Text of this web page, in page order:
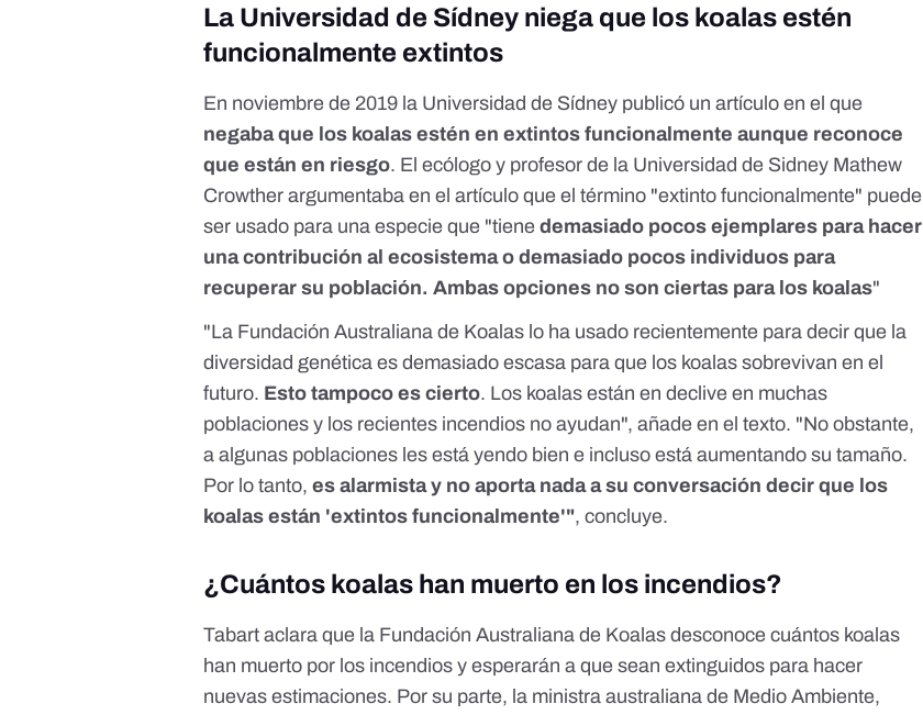
La Universidad de Sídney niega que los koalas estén
funcionalmente extintos
En noviembre de 2019 la Universidad de Sídney publicó un artículo en el que
negaba que los koalas estén en extintos funcionalmente aunque reconoce
que están en riesgo. El ecólogo y profesor de la Universidad de Sidney Mathew
Crowther argumentaba en el artículo que el término "extinto funcionalmente" puede
ser usado para una especie que "tienedemasiado pocos ejemplares para hacer
una contribución al ecosistema o demasiado pocos individuos para
recuperar su población. Ambas opciones no son ciertas para los koalas"
"La Fundación Australiana de Koalas lo ha usado recientemente para decir que la
diversidad genética es demasiado escasa para que los koalas sobrevivan en el
futuro. Esto tampoco es cierto. Los koalas están en declive en muchas
poblaciones y los recientes incendios no ayudan", añade en el texto. "No obstante,
a algunas poblaciones les está yendo bien e incluso está aumentando su tamaño.
Por lo tanto,es alarmista y no aporta nada a su conversación decir que los
koalas están 'extintos funcionalmente'", concluye.
¿Cuántos koalas han muerto en los incendios?
Tabart aclara que la Fundación Australiana de Koalas desconoce cuántos koalas
han muerto por los incendios y esperarán a que sean extinguidos para hacer
nuevas estimaciones. Por su parte, la ministra australiana de Medio Ambiente,